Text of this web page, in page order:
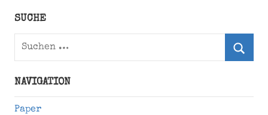
SUCHE
Suchen
NAVIGATION
Paper